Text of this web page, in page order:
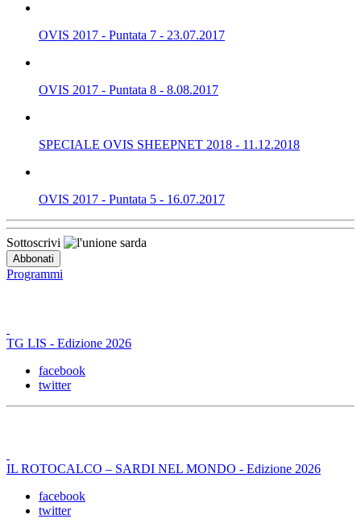
OVIS 2017 - Puntata 7 - 23.07.2017
OVIS 2017 - Puntata 8 - 8.08.2017
SPECIALE OVIS SHEEPNET 2018 - 11.12.2018
OVIS 2017 - Puntata 5 - 16.07.2017
Sottoscrivi
Programmi
TG LIS - Edizione 2026
facebook
twitter
IL ROTOCALCO – SARDI NEL MONDO - Edizione 2026
facebook
twitter